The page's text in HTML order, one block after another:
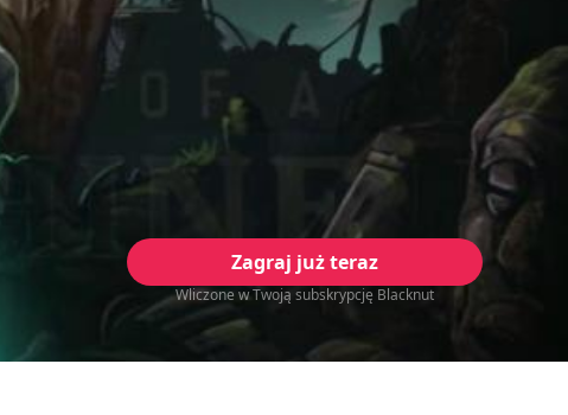
Zagraj już teraz
Wliczone w Twoją subskrypcję Blacknut